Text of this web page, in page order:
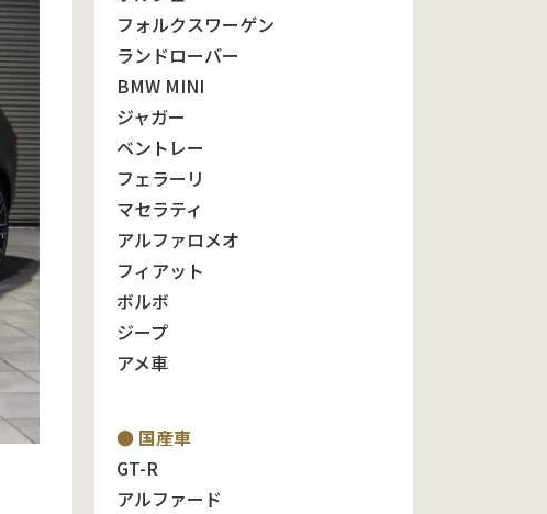
フォルクスワーゲン
ランドローバー
BMW MINI
ジャガー
ベントレー
フェラーリ
マセラティ
アルファロメオ
フィアット
ボルボ
ジープ
アメ車
● 国産車
GT-R
アルファード